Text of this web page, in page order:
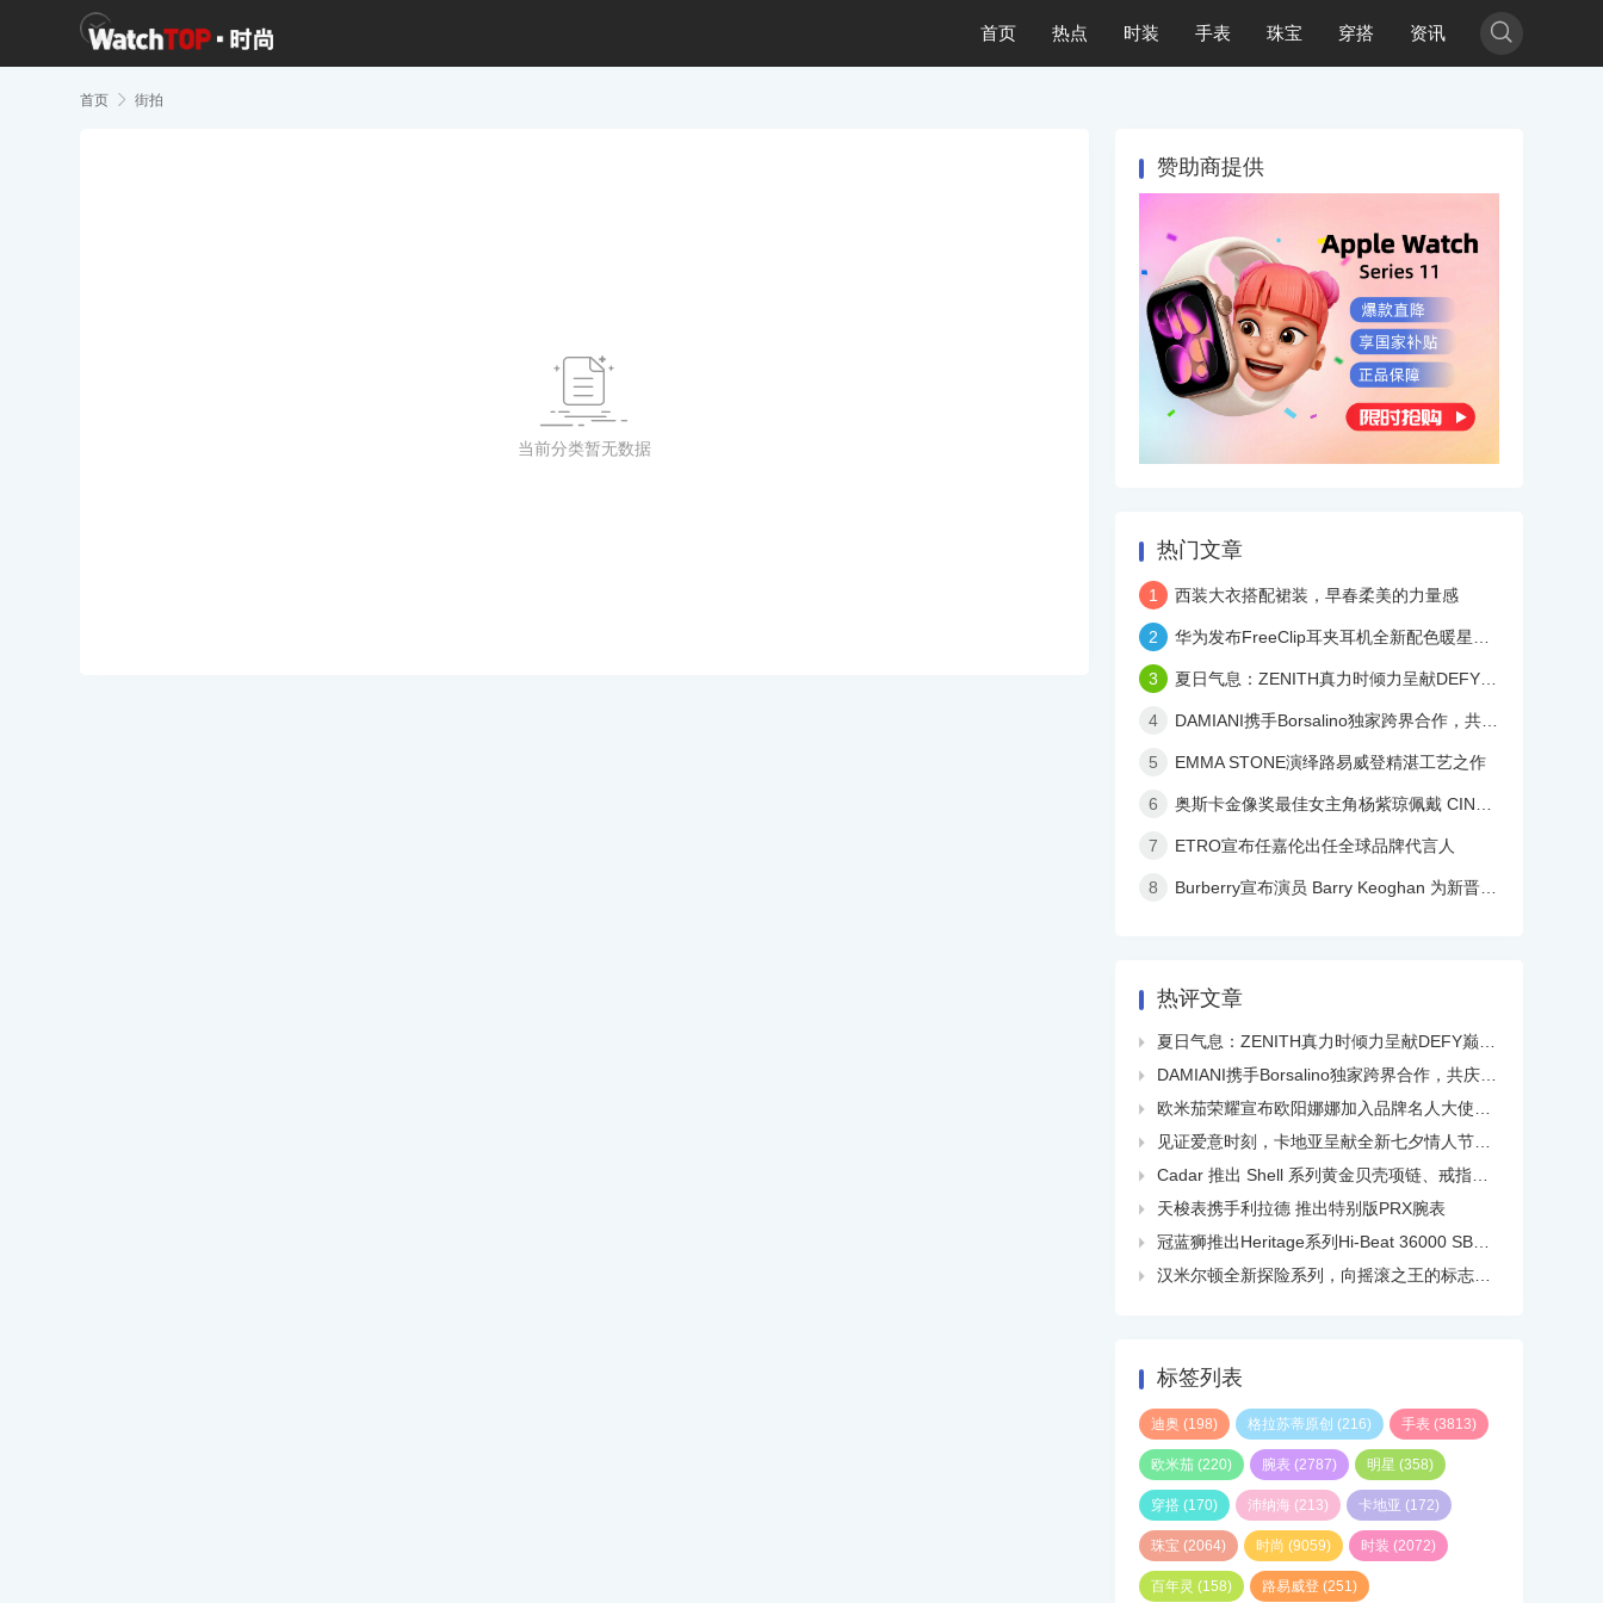
首页 热点 时装 手表 珠宝 穿搭 资讯 
首页  街拍

当前分类暂无数据
赞助商提供
热门文章
1 西装大衣搭配裙装，早春柔美的力量感
2 华为发布FreeClip耳夹耳机全新配色暖星云，再度引领时尚潮流！
3 夏日气息：ZENITH真力时倾力呈献DEFY巅峰系列镂空天际腕表白色陶瓷款
4 DAMIANI携手Borsalino独家跨界合作，共庆品牌百年华诞
5 EMMA STONE演绎路易威登精湛工艺之作
6 奥斯卡金像奖最佳女主角杨紫琼佩戴 CINDY CHAO 艺术珠宝亮相颁奖典礼
7 ETRO宣布任嘉伦出任全球品牌代言人
8 Burberry宣布演员 Barry Keoghan 为新晋品牌大使
热评文章

夏日气息：ZENITH真力时倾力呈献DEFY巅峰系列镂空天际腕表白色陶瓷款

DAMIANI携手Borsalino独家跨界合作，共庆品牌百年华诞

欧米茄荣耀宣布欧阳娜娜加入品牌名人大使大家庭

见证爱意时刻，卡地亚呈献全新七夕情人节短片

Cadar 推出 Shell 系列黄金贝壳项链、戒指、耳环等

天梭表携手利拉德 推出特别版PRX腕表

冠蓝狮推出Heritage系列Hi-Beat 36000 SBGH345线上精品店独家白钢腕表

汉米尔顿全新探险系列，向摇滚之王的标志性热门单曲致敬
标签列表
迪奥 (198) 格拉苏蒂原创 (216) 手表 (3813)
欧米茄 (220) 腕表 (2787) 明星 (358)
穿搭 (170) 沛纳海 (213) 卡地亚 (172)
珠宝 (2064) 时尚 (9059) 时装 (2072)
百年灵 (158) 路易威登 (251)